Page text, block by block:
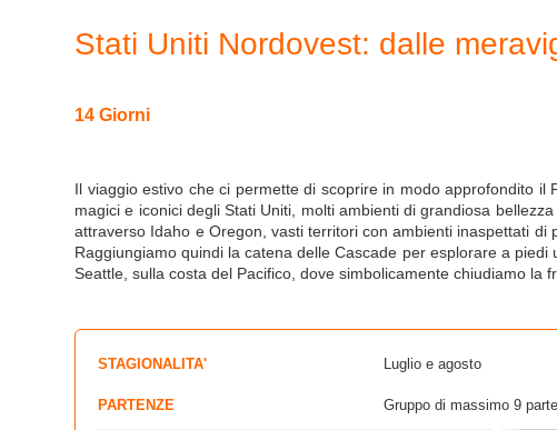
Stati Uniti Nordovest: dalle
14 Giorni
Il viaggio estivo che ci permette di scoprire in modo approfondito
magici e iconici degli Stati Uniti, molti ambienti di grandiosa
attraverso Idaho e Oregon, vasti territori con ambienti inaspettati
Raggiungiamo quindi la catena delle Cascade per esplorare a
Seattle, sulla costa del Pacifico, dove simbolicamente chiudiamo la
STAGIONALITA' Luglio e agosto
PARTENZE Gruppo di massimo 9